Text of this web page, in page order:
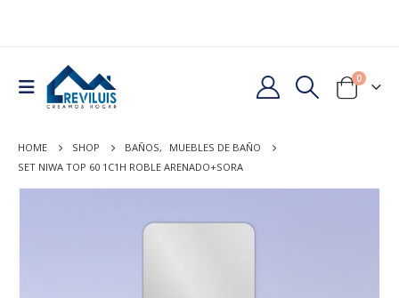
0
HOME SHOP BAÑOS,
MUEBLES DE BAÑO
SET NIWA TOP 60 1C1H ROBLE ARENADO+SORA